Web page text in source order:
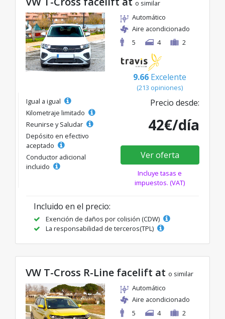
o similar
Automático
Aire acondicionado
5
4 2
9.66 Excelente
(213 opiniones)
Igual a igual
Kilometraje limitado
Reunirse y Saludar
Depósito en efectivo
aceptado
Conductor adicional
incluido
Precio desde:
42€/día
Ver oferta
Incluye tasas e
impuestos. (VAT)
Incluido en el precio:
Exención de daños por colisión (CDW)
La responsabilidad de terceros(TPL)
VW T-Cross R-Line facelift at o similar
Automático
Aire acondicionado
5
4 2